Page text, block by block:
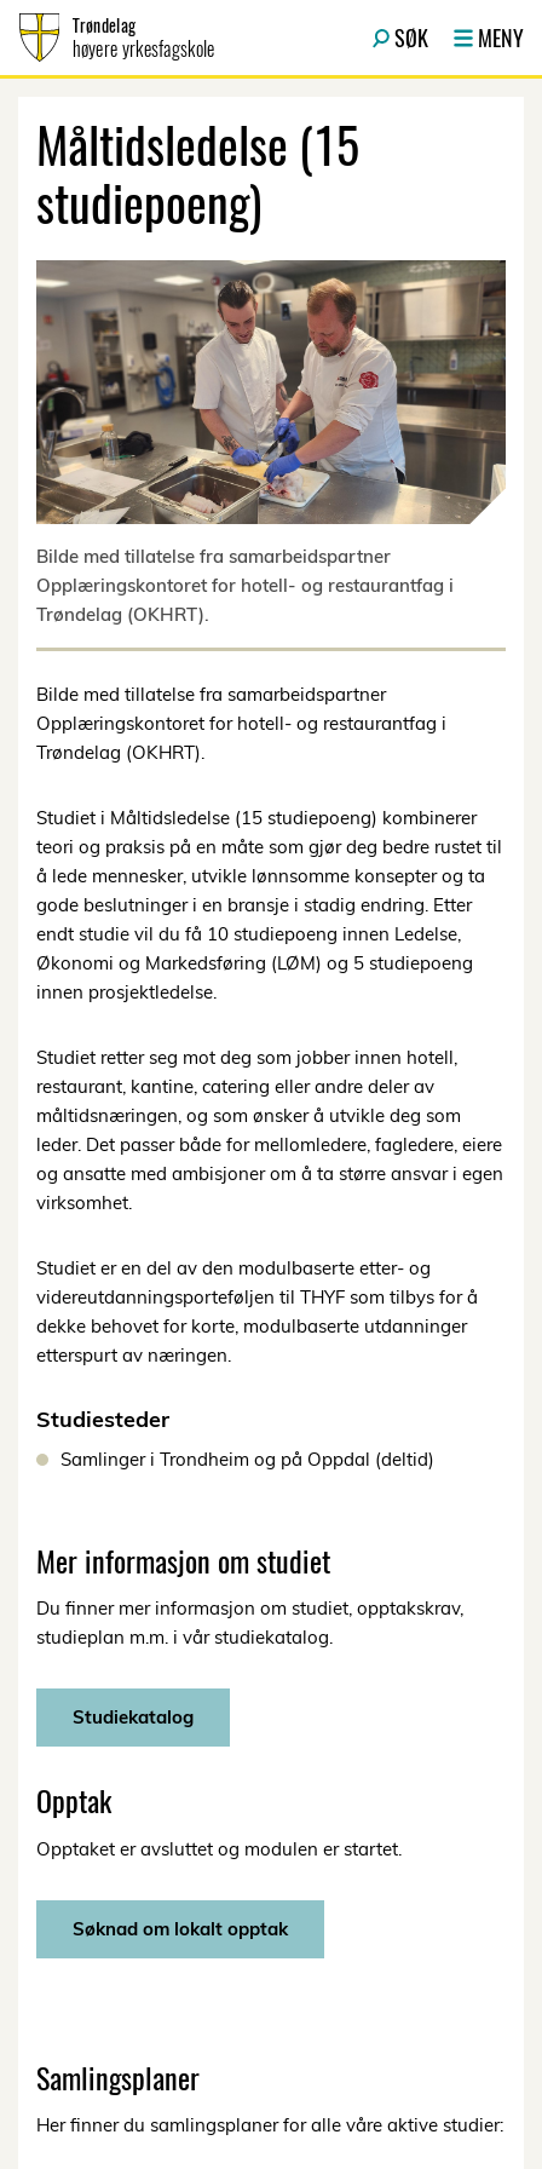
Trøndelag
høyere yrkesfagskole SØK MENY
Måltidsledelse (15
studiepoeng)
Bilde med tillatelse fra samarbeidspartner
Opplæringskontoret for hotell- og restaurantfag i
Trøndelag (OKHRT).
Bilde med tillatelse fra samarbeidspartner
Opplæringskontoret for hotell- og restaurantfag i
Trøndelag (OKHRT).
Studiet i Måltidsledelse (15 studiepoeng) kombinerer
teori og praksis på en måte som gjør deg bedre rustet til
å lede mennesker, utvikle lønnsomme konsepter og ta
gode beslutninger i en bransje i stadig endring. Etter
endt studie vil du få 10 studiepoeng innen Ledelse,
Økonomi og Markedsføring (LØM) og 5 studiepoeng
innen prosjektledelse.
Studiet retter seg mot deg som jobber innen hotell,
restaurant, kantine, catering eller andre deler av
måltidsnæringen, og som ønsker å utvikle deg som
leder. Det passer både for mellomledere, fagledere, eiere
og ansatte med ambisjoner om å ta større ansvar i egen
virksomhet.
Studiet er en del av den modulbaserte etter- og
videreutdanningsporteføljen til THYF som tilbys for å
dekke behovet for korte, modulbaserte utdanninger
etterspurt av næringen.
Studiesteder
Samlinger i Trondheim og på Oppdal (deltid)
Mer informasjon om studiet
Du finner mer informasjon om studiet, opptakskrav,
studieplan m.m. i vår studiekatalog.
Studiekatalog
Opptak
Opptaket er avsluttet og modulen er startet.
Søknad om lokalt opptak
Samlingsplaner
Her finner du samlingsplaner for alle våre aktive studier: